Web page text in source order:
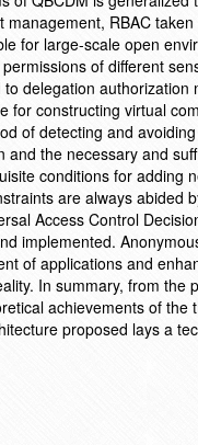
management, RBAC
for large-scale open
of different
delegation
for constructing virtual
of detecting and
and the necessary and
conditions for adding
are always abided
Access Control
implemented.
of applications and
In summary, from
achievements of
proposed lays a